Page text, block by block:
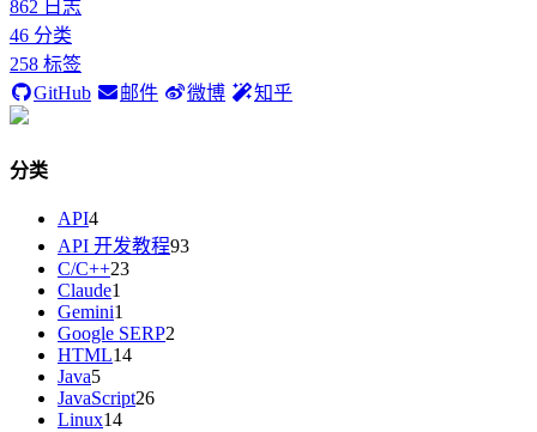
862 日志
46 分类
258 标签
GitHub
邮件 微博 知乎
分类
API4
API 开发教程93
C/C++23
Claude1
Gemini1
Google SERP2
HTML14
Java5
JavaScript26
Linux14